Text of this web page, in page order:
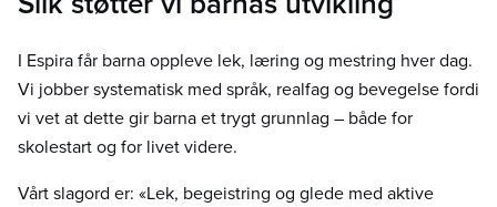
I Espira får barna oppleve lek, læring og mestring hver dag.
Vi jobber systematisk med språk, realfag og bevegelse fordi
vi vet at dette gir barna et trygt grunnlag – både for
skolestart og for livet videre.
Vårt slagord er: «Lek, begeistring og glede med aktive